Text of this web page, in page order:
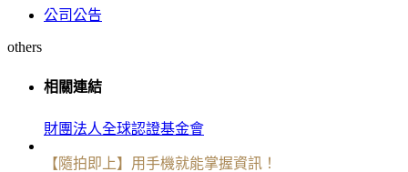
公司公告
others
相關連結
財團法人全球認證基金會
【隨拍即上】用手機就能掌握資訊！